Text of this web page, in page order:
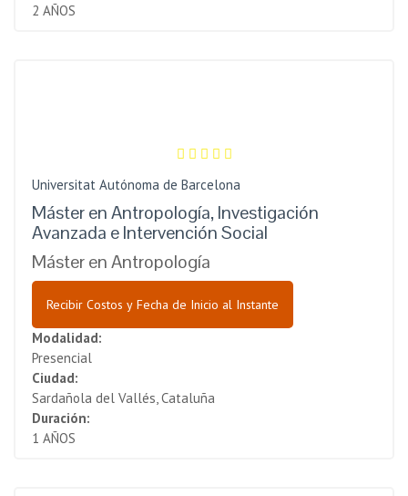
2 AÑOS
Universitat Autónoma de Barcelona
Máster en Antropología, Investigación
Avanzada e Intervención Social
Máster en Antropología
Recibir Costos y Fecha de Inicio al Instante
Modalidad:
Presencial
Ciudad:
Sardañola del Vallés, Cataluña
Duración:
1 AÑOS